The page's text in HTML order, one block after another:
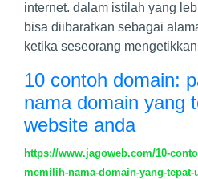
internet. dalam istilah yang
bisa diibaratkan sebagai
ketika seseorang
10 contoh domain:
nama domain yang
website anda
https://www.jagoweb.com/10-
memilih-nama-domain-yang-tepat-